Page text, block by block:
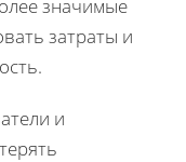
значимые
затраты и
и